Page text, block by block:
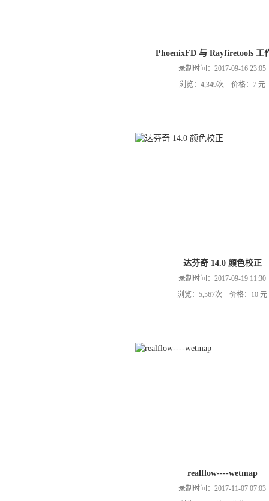
PhoenixFD 与 Rayfiretools 工
录制时间：2017-09-16 23:05
浏览：4,349次 价格：7 元
达芬奇 14.0 颜色校正
录制时间：2017-09-19 11:30
浏览：5,567次 价格：10 元
realflow----wetmap
录制时间：2017-11-07 07:03